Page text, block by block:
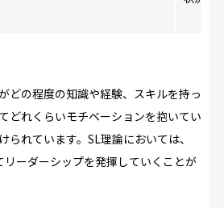
どの程度の知識や経験、スキルを持っ
どれくらいモチベーションを抱いてい
られています。SL理論においては、
リーダーシップを発揮していくことが